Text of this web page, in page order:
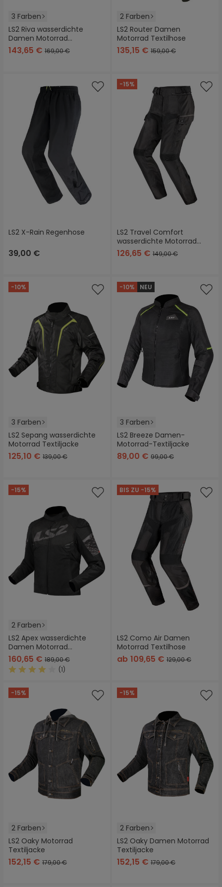
3 Farben
LS2 Riva wasserdichte
Damen Motorrad
Textiljacke
143,65 € 169,00 €
2 Farben
LS2 Router Damen
Motorrad Textilhose
135,15 € 159,00 €
LS2 X-Rain Regenhose
39,00 €
-15%
LS2 Travel Comfort
wasserdichte Motorrad
Textilhose
126,65 € 149,00 €
-10%
3 Farben
LS2 Sepang wasserdichte
Motorrad Textiljacke
125,10 € 139,00 €
-10% NEU
3 Farben
LS2 Breeze Damen-
Motorrad-Textiljacke
89,00 € 99,00 €
-15%
2 Farben
LS2 Apex wasserdichte
Damen Motorrad
Textiljacke
160,65 € 189,00 €
(1)
BIS ZU -15%
LS2 Como Air Damen
Motorrad Textilhose
ab 109,65 € 129,00 €
-15%
2 Farben
LS2 Oaky Motorrad
Textiljacke
152,15 € 179,00 €
-15%
2 Farben
LS2 Oaky Damen Motorrad
Textiljacke
152,15 € 179,00 €